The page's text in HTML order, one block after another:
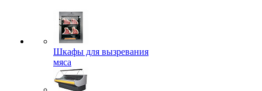
Шкафы для вызревания
мяса